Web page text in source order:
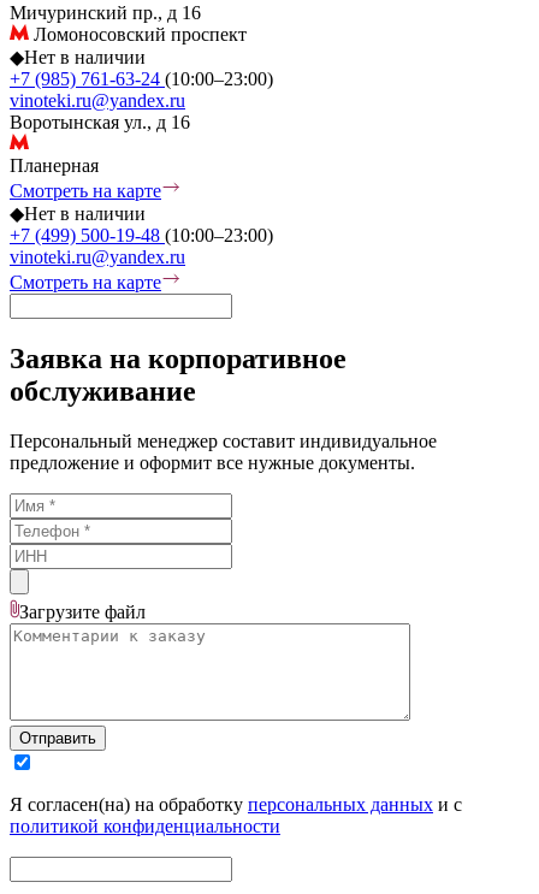
Мичуринский пр., д 16
Ломоносовский проспект
◆Нет в наличии
+7 (985) 761-63-24 (10:00–23:00)
vinoteki.ru@yandex.ru
Воротынская ул., д 16
Планерная
Смотреть на карте
◆Нет в наличии
+7 (499) 500-19-48 (10:00–23:00)
vinoteki.ru@yandex.ru
Смотреть на карте
Заявка на корпоративное
обслуживание
Персональный менеджер составит индивидуальное
предложение и оформит все нужные документы.
Загрузите файл
Отправить
Я согласен(на) на обработку персональных данных и с
политикой конфиденциальности